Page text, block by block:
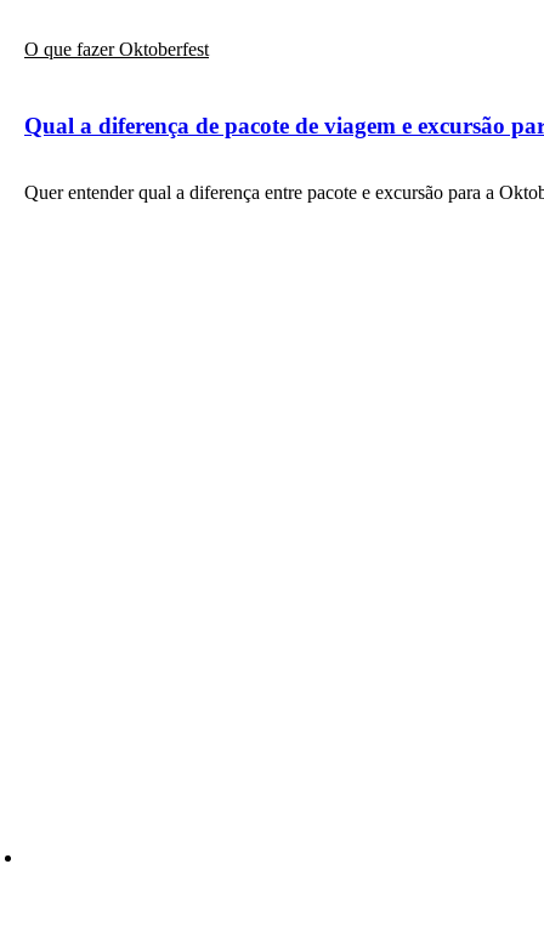
O que fazer Oktoberfest
Qual a diferença de pacote de viagem e excursão
Quer entender qual a diferença entre pacote e excursão para a